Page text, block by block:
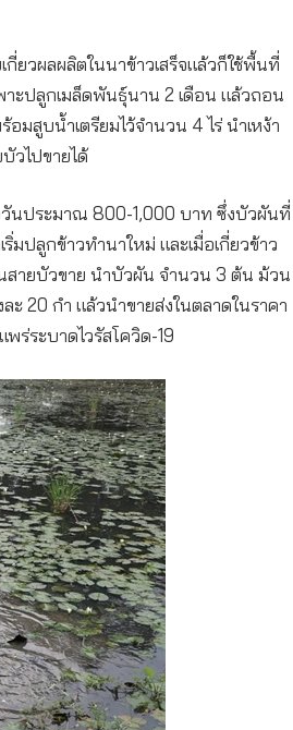
ยวผลผลิตในนาข้าวเสร็จแล้วก็ใช้พื้นที่
าะปลูกเมล็ดพันธุ์นาน 2 เดือน แล้วถอน
สูบน้ำเตรียมไว้จำนวน 4 ไร่ นำเหง้า
วไปขายได้
วันประมาณ 800-1,000 บาท ซึ่งบัวผันที่
มปลูกข้าวทำนาใหม่ และเมื่อเกี่ยวข้าว
สายบัวขาย นำบัวผัน จำนวน 3 ต้น ม้วน
ะ 20 กำ แล้วนำขายส่งในตลาดในราคา
ร่ระบาดไวรัสโควิด-19